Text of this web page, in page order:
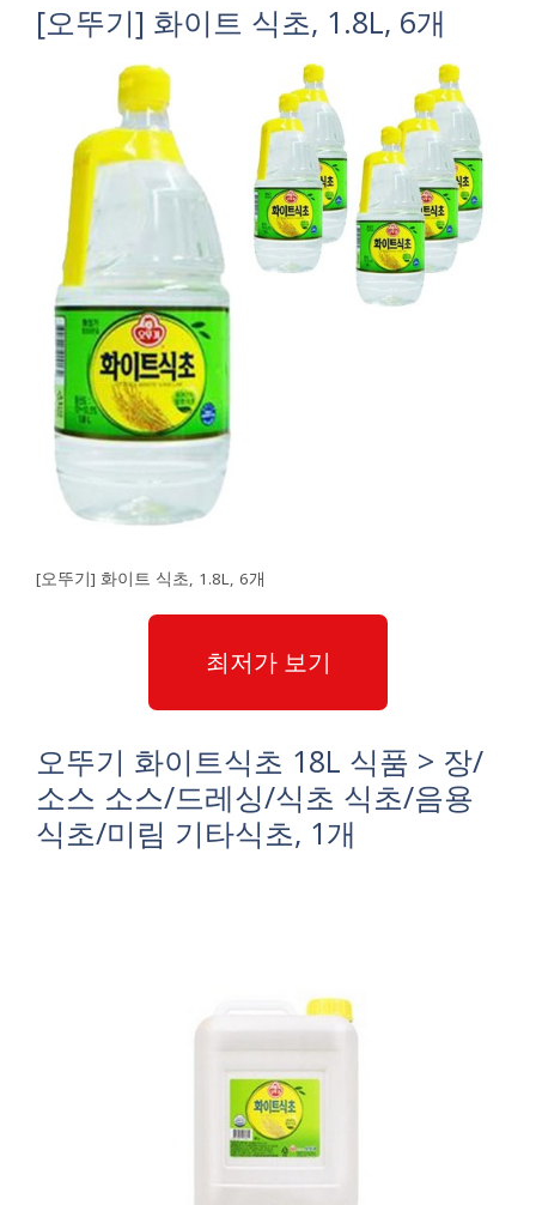
[오뚜기] 화이트 식초, 1.8L, 6개
[오뚜기] 화이트 식초, 1.8L, 6개
최저가 보기
오뚜기 화이트식초 18L 식품 > 장/
소스 소스/드레싱/식초 식초/음용
식초/미림 기타식초, 1개